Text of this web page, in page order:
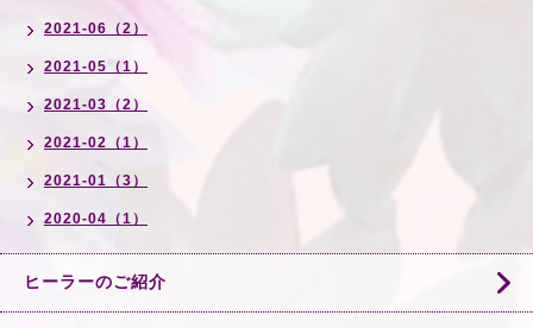
2021-06（2）
2021-05（1）
2021-03（2）
2021-02（1）
2021-01（3）
2020-04（1）
ヒーラーのご紹介